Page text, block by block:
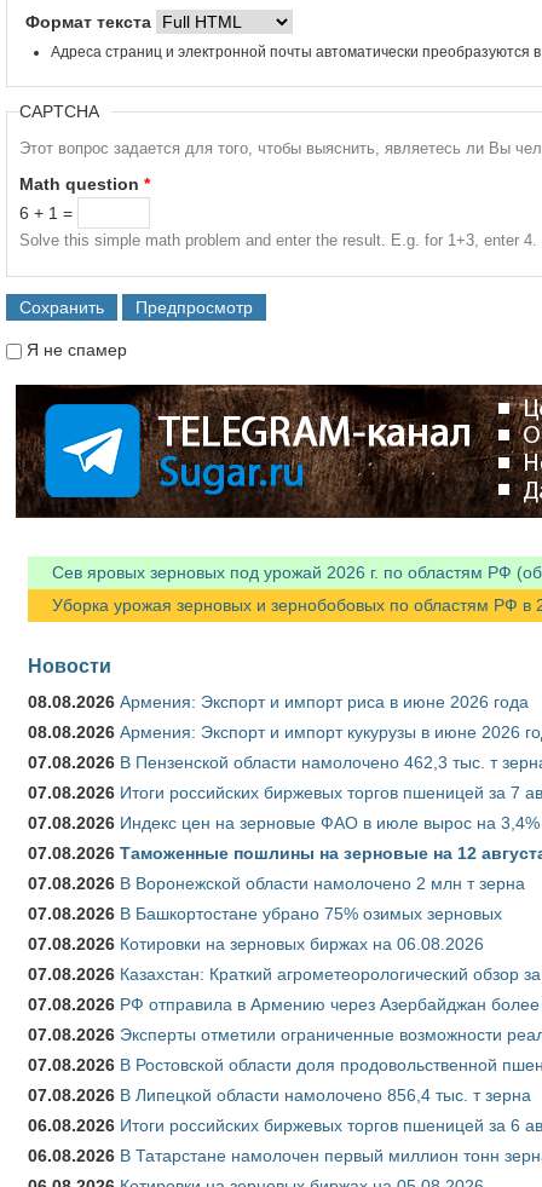
Формат текста
Адреса страниц и электронной почты автоматически преобразуются
CAPTCHA
Этот вопрос задается для того, чтобы выяснить, являетесь ли Вы
Math question *
6 + 1 =
Solve this simple math problem and enter the result. E.g. for 1+3, enter 4.
Я не спамер
Сев яровых зерновых под урожай 2026 г. по областям РФ
Уборка урожая зерновых и зернобобовых по областям РФ в
Новости
08.08.2026 Армения: Экспорт и импорт риса в июне 2026 года
08.08.2026 Армения: Экспорт и импорт кукурузы в июне 2026
07.08.2026 В Пензенской области намолочено 462,3 тыс. т
07.08.2026 Итоги российских биржевых торгов пшеницей за 7
07.08.2026 Индекс цен на зерновые ФАО в июле вырос на 3,4%
07.08.2026 Таможенные пошлины на зерновые на 12
07.08.2026 В Воронежской области намолочено 2 млн т зерна
07.08.2026 В Башкортостане убрано 75% озимых зерновых
07.08.2026 Котировки на зерновых биржах на 06.08.2026
07.08.2026 Казахстан: Краткий агрометеорологический обзор
07.08.2026 РФ отправила в Армению через Азербайджан более
07.08.2026 Эксперты отметили ограниченные возможности
07.08.2026 В Ростовской области доля продовольственной
07.08.2026 В Липецкой области намолочено 856,4 тыс. т зерна
06.08.2026 Итоги российских биржевых торгов пшеницей за 6
06.08.2026 В Татарстане намолочен первый миллион тонн